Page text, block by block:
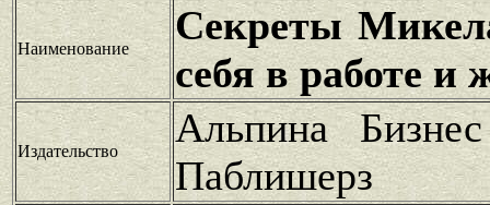
Наименование
Секреты
себя в работе и
Издательство
Альпина
Паблишерз